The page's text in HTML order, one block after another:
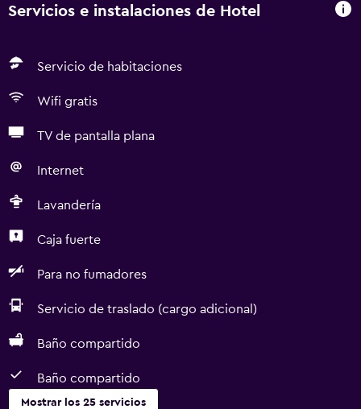
Servicios e instalaciones de Hotel
Servicio de habitaciones
Wifi gratis
TV de pantalla plana
Internet
Lavandería
Caja fuerte
Para no fumadores
Servicio de traslado (cargo adicional)
Baño compartido
Baño compartido
Mostrar los 25 servicios